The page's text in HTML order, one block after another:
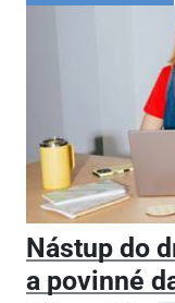
Nástup do
a povinné